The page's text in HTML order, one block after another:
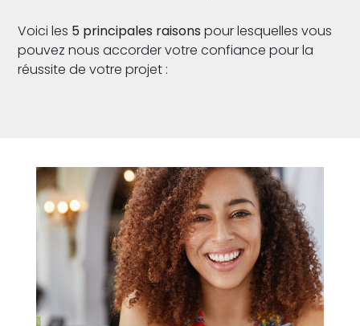
Voici les 5 principales raisons pour lesquelles vous
pouvez nous accorder votre confiance pour la
réussite de votre projet :